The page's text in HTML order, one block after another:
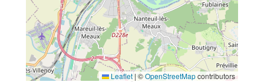
Leaflet | ©OpenStreetMapcontributors